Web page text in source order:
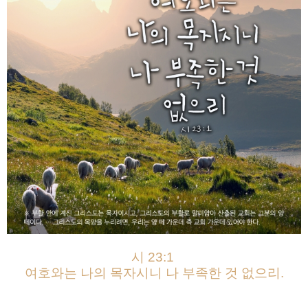
시 23:1
여호와는 나의 목자시니 나 부족한 것 없으리.